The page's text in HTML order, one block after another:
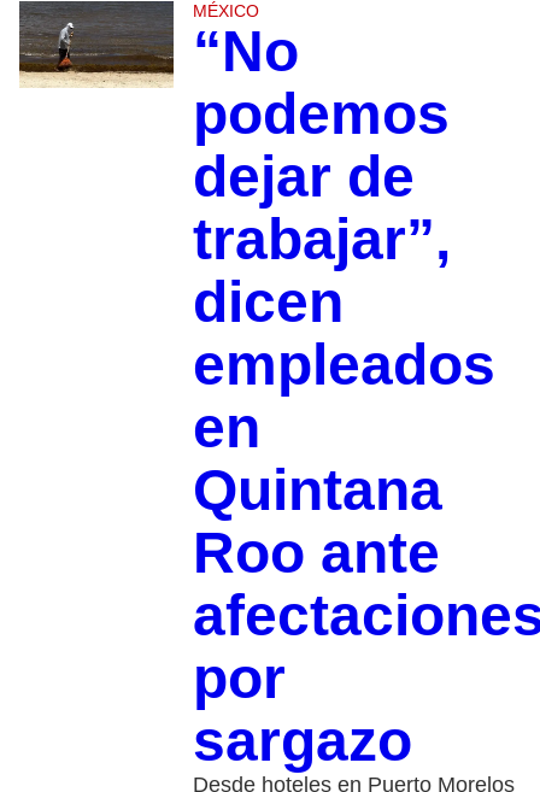
MÉXICO
“No
podemos
dejar de
trabajar”,
dicen
empleados
en
Quintana
Roo ante
por
sargazo
Desde hoteles en Puerto Morelos